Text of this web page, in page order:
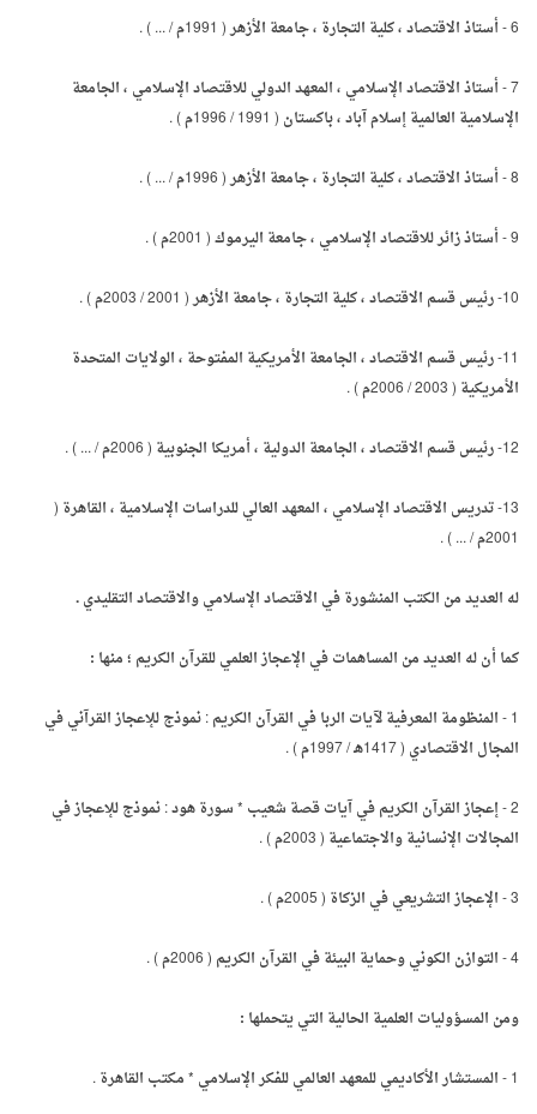
6 - أستاذ الاقتصاد ، كلية التجارة ، جامعة الأزهر ( 1991م / ... ) .
7 - أستاذ الاقتصاد الإسلامي ، المعهد الدولي للاقتصاد الإسلامي ، الجامعة
الإسلامية العالمية إسلام آباد ، باكستان ( 1991 / 1996م ) .
8 - أستاذ الاقتصاد ، كلية التجارة ، جامعة الأزهر ( 1996م / ... ) .
9 - أستاذ زائر للاقتصاد الإسلامي ، جامعة اليرموك ( 2001م ) .
10- رئيس قسم الاقتصاد ، كلية التجارة ، جامعة الأزهر ( 2001 / 2003م ) .
11- رئيس قسم الاقتصاد ، الجامعة الأمريكية المفتوحة ، الولايات المتحدة
الأمريكية ( 2003 / 2006م ) .
12- رئيس قسم الاقتصاد ، الجامعة الدولية ، أمريكا الجنوبية ( 2006م / ... ) .
13- تدريس الاقتصاد الإسلامي ، المعهد العالي للدراسات الإسلامية ، القاهرة (
2001م / ... ) .
له العديد من الكتب المنشورة في الاقتصاد الإسلامي والاقتصاد التقليدي .
كما أن له العديد من المساهمات في الإعجاز العلمي للقرآن الكريم ؛ منها :
1 - المنظومة المعرفية لآيات الربا في القرآن الكريم : نموذج للإعجاز القرآني في
المجال الاقتصادي ( 1417هـ / 1997م ) .
2 - إعجاز القرآن الكريم في آيات قصة شعيب * سورة هود : نموذج للإعجاز في
المجالات الإنسانية والاجتماعية ( 2003م ) .
3 - الإعجاز التشريعي في الزكاة ( 2005م ) .
4 - التوازن الكوني وحماية البيئة في القرآن الكريم ( 2006م ) .
ومن المسؤوليات العلمية الحالية التي يتحملها :
1 - المستشار الأكاديمي للمعهد العالمي للفكر الإسلامي * مكتب القاهرة .